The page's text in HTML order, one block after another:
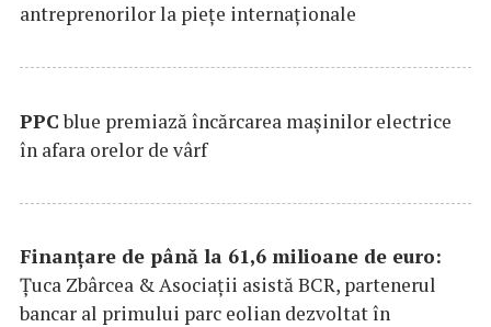
antreprenorilor la pieţe internaţionale
PPCblue premiază încărcarea maşinilor electrice
în afara orelor de vârf
Finanțare de până la 61,6 milioane de euro:
Țuca Zbârcea & Asociații asistă BCR, partenerul
bancar al primului parc eolian dezvoltat în